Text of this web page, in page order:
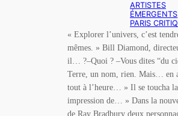
ARTISTES
ÉMERGENTS
PARIS
« Explorer l’univers, c’est
mêmes. » Bill Diamond,
il… ?–Quoi ? –Vous dites “du
Terre, un nom, rien. Mais… en
tout à l’heure… » Il se toucha
impression de… » Dans la
de Ray Bradbury deux